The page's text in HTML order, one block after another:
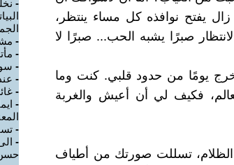
يفتح نوافذه كل مساء ينتظر،
صبرًا يشبه الحب... صبرًا لا
يومًا من حدود قلبي. كنت وما
فكيف لي أن أعيش والغربة
الظلام، تسللت صورتك من أطياف
-
-
-
-
-
-
-
-
-